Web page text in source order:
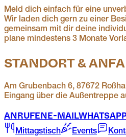
Meld dich einfach für eine
Wir laden dich gern zu einer
gemeinsam mit dir deine
plane mindestens 3 Monate
STANDORT &
Am Grubenbach 6, 87672
Eingang über die Außentreppe
ANRUFENE-MAIL
Mittagstisch Events